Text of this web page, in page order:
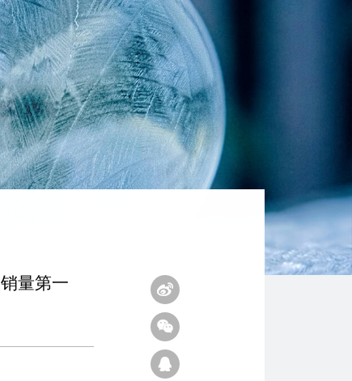
量第一